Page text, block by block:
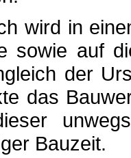
wird in
sowie auf
der
das
Bauzeit.